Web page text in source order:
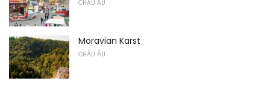
CHÂU ÂU
Moravian Karst
CHÂU ÂU